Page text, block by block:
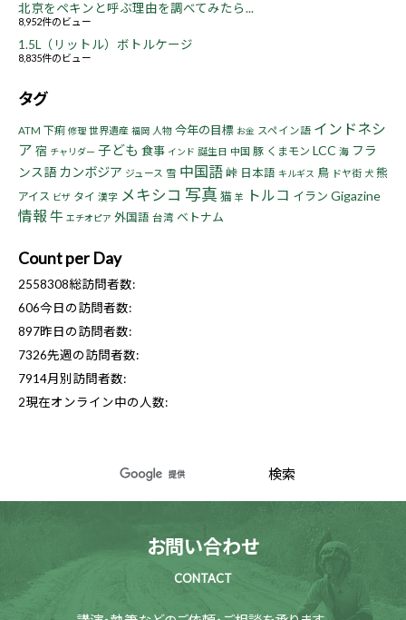
北京をペキンと呼ぶ理由を調べてみたら...
8,952件のビュー
1.5L（リットル）ボトルケージ
8,835件のビュー
タグ
ATM 下痢 修理 世界遺産 福岡 人物 今年の目標 お金 スペイン語 インドネシ
ア 宿 チャリダー 子ども 食事 インド 誕生日 中国 豚 くまモン LCC 海 フラ
ンス語 カンボジア ジュース 雪 中国語峠 日本語 キルギス 鳥 ドヤ街 犬 熊
アイス ビザ タイ 漢字 メキシコ 写真 猫 羊 トルコ イラン Gigazine
情報 牛 エチオピア 外国語 台湾 ベトナム
Count per Day
2558308総訪問者数:
606今日の訪問者数:
897昨日の訪問者数:
7326先週の訪問者数:
7914月別訪問者数:
2現在オンライン中の人数:
お問い合わせ
CONTACT